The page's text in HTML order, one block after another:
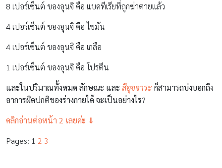
8 เปอร์เซ็นต์ ของอุนจิ คือ แบคทีเรียที่ถูกฆ่าตายแล้ว
4 เปอร์เซ็นต์ ของอุนจิ คือ ไขมัน
4 เปอร์เซ็นต์ ของอุนจิ คือ เกลือ
1 เปอร์เซ็นต์ ของอุนจิ คือ โปรตีน
และในปริมาณทั้งหมด ลักษณะ และ สีอุจจาระก็สามารถบ่งบอกถึง
อาการผิดปกติของร่างกายได้ จะเป็นอย่างไร?
คลิกอ่านต่อหน้า 2 เลยค่ะ ⇓
Pages: 1 2 3